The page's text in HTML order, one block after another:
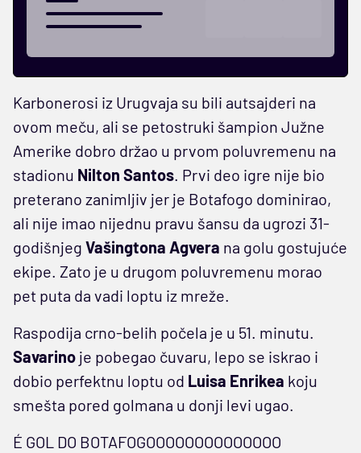
Karbonerosi iz Urugvaja su bili autsajderi na
ovom meču, ali se petostruki šampion Južne
Amerike dobro držao u prvom poluvremenu na
stadionu Nilton Santos. Prvi deo igre nije bio
preterano zanimljiv jer je Botafogo dominirao,
ali nije imao nijednu pravu šansu da ugrozi 31-
godišnjeg Vašingtona Agvera na golu gostujuće
ekipe. Zato je u drugom poluvremenu morao
pet puta da vadi loptu iz mreže.
Raspodija crno-belih počela je u 51. minutu.
Savarino je pobegao čuvaru, lepo se iskrao i
dobio perfektnu loptu od Luisa Enrikea koju
smešta pored golmana u donji levi ugao.
É GOL DO BOTAFOGOOOOOOOOOOOOOO